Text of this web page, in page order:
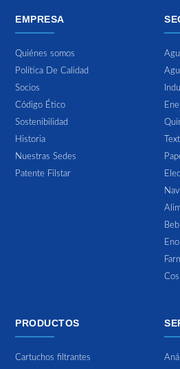
EMPRESA
Quiénes somos
Política De Calidad
Socios
Código Ético
Sostenibilidad
Historia
Nuestras Sedes
Patente Filstar
PRODUCTOS
Cartuchos filtrantes